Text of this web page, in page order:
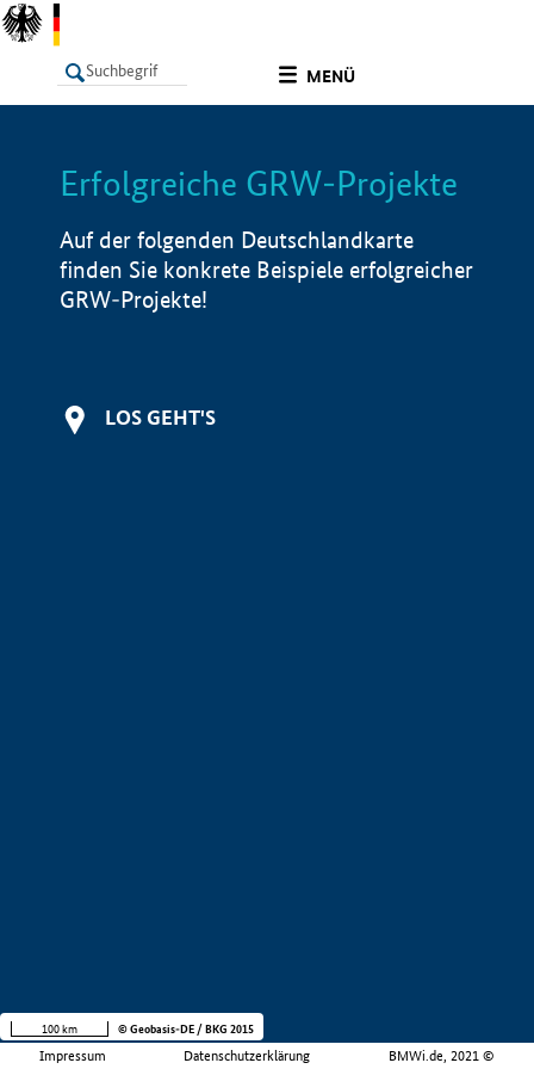
MENÜ
LISTE Info
Erfolgreiche GRW-Projekte
Auf der folgenden Deutschlandkarte
finden Sie konkrete Beispiele erfolgreicher
GRW-Projekte!
LOS GEHT'S
Impressum Datenschutzerklärung BMWi.de, 2021 ©
100 km © Geobasis-DE / BKG 2015